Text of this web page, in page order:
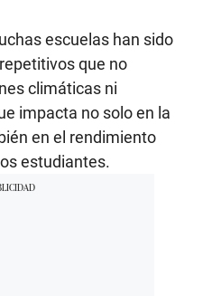
escuelas han sido
que no
climáticas ni
impacta no solo en la
en el rendimiento
estudiantes.